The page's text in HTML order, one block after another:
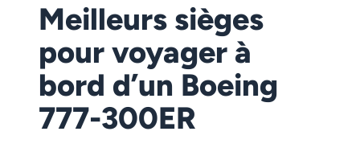
Meilleurs sièges
pour voyager à
bord d’un Boeing
777-300ER